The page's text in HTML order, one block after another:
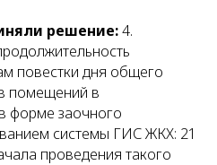
решение:4.
повестки дня общего
помещений в
форме заочного
системы ГИС ЖКХ: 21
проведения такого